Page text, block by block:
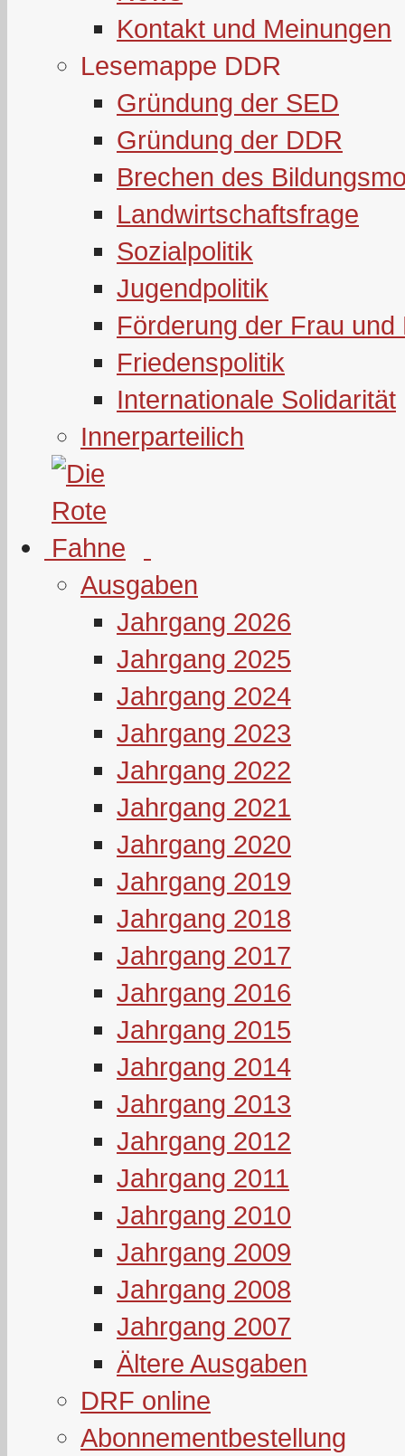
Kontakt und Meinungen
Lesemappe DDR
Gründung der SED
Gründung der DDR
Brechen des
Landwirtschaftsfrage
Sozialpolitik
Jugendpolitik
Förderung der Frau und
Friedenspolitik
Internationale Solidarität
Innerparteilich
Ausgaben
Jahrgang 2026
Jahrgang 2025
Jahrgang 2024
Jahrgang 2023
Jahrgang 2022
Jahrgang 2021
Jahrgang 2020
Jahrgang 2019
Jahrgang 2018
Jahrgang 2017
Jahrgang 2016
Jahrgang 2015
Jahrgang 2014
Jahrgang 2013
Jahrgang 2012
Jahrgang 2011
Jahrgang 2010
Jahrgang 2009
Jahrgang 2008
Jahrgang 2007
Ältere Ausgaben
DRF online
Abonnementbestellung